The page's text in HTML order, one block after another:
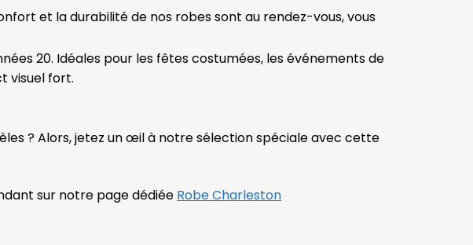
et la durabilité de nos robes sont au rendez-vous, vous
20. Idéales pour les fêtes costumées, les événements de
visuel fort.
? Alors, jetez un œil à notre sélection spéciale avec cette
sur notre page dédiée Robe Charleston